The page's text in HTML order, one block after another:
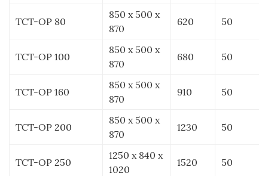
ТСТ-ОР 80
850 x 500 x
870
620 50
ТСТ-ОР 100
850 x 500 x
870
680 50
ТСТ-ОР 160
850 x 500 x
870
910 50
ТСТ-ОР 200
850 x 500 x
870
1230 50
ТСТ-ОР 250
1250 x 840 x
1020
1520 50